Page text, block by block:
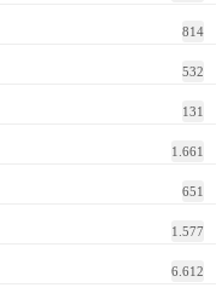
814
532
131
1.661
651
1.577
6.612